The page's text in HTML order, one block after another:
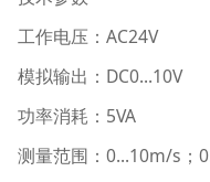
工作电压：AC24V
模拟输出：DC0...10V
功率消耗：5VA
测量范围：0...10m/s；